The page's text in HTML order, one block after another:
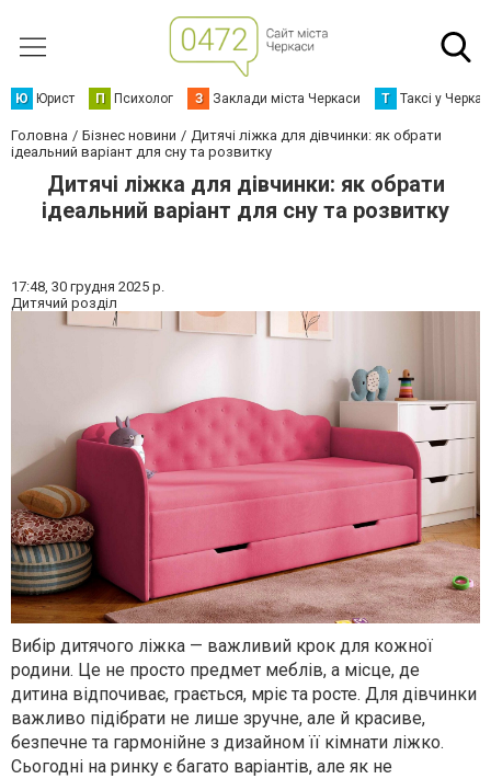
Ю Юрист П Психолог З Заклади міста Черкаси Т Таксі у
Головна Бізнес новини
Дитячі ліжка для дівчинки: як обрати
ідеальний варіант для сну та розвитку
Дитячі ліжка для дівчинки: як обрати
ідеальний варіант для сну та розвитку
17:48, 30 грудня 2025 р.
Дитячий розділ
Вибір дитячого ліжка — важливий крок для кожної
родини. Це не просто предмет меблів, а місце, де
дитина відпочиває, грається, мріє та росте. Для дівчинки
важливо підібрати не лише зручне, але й красиве,
безпечне та гармонійне з дизайном її кімнати ліжко.
Сьогодні на ринку є багато варіантів, але як не